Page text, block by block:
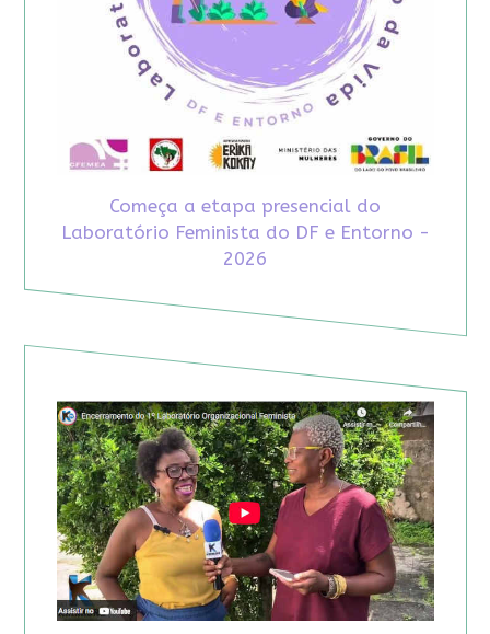
Começa a etapa presencial do
Laboratório Feminista do DF e Entorno -
2026